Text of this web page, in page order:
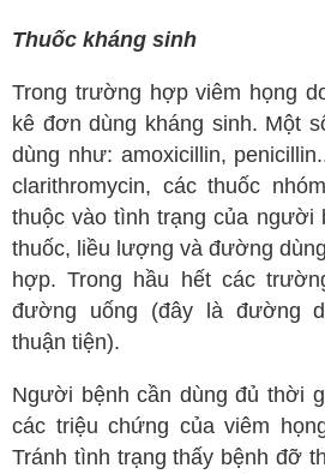
Thuốc kháng sinh
Trong trường hợp viêm họng
kê đơn dùng kháng sinh. Một
dùng như: amoxicillin,
clarithromycin, các thuốc
thuộc vào tình trạng của người
thuốc, liều lượng và đường
hợp. Trong hầu hết các
đường uống (đây là đường
thuận tiện).
Người bệnh cần dùng đủ thời
các triệu chứng của viêm
Tránh tình trạng thấy bệnh đỡ